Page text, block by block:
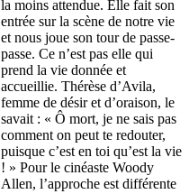
la moins attendue. Elle fait son
entrée sur la scène de notre vie
et nous joue son tour de passe-
passe. Ce n’est pas elle qui
prend la vie donnée et
accueillie. Thérèse d’Avila,
femme de désir et d’oraison, le
savait : « Ô mort, je ne sais pas
comment on peut te redouter,
puisque c’est en toi qu’est la vie
! » Pour le cinéaste Woody
Allen, l’approche est différente